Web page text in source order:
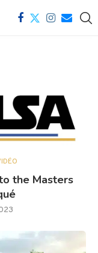
the Masters